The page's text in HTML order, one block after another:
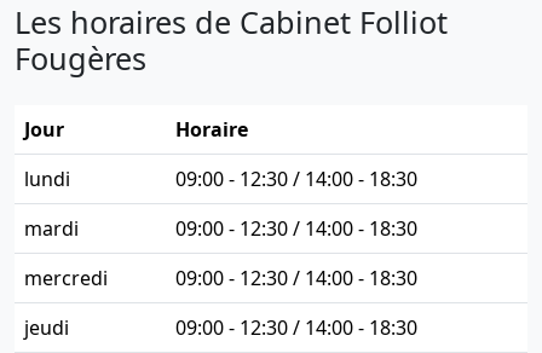
Les horaires de Cabinet Folliot
Fougères
Jour
Horaire
lundi
09:00 - 12:30 / 14:00 - 18:30
mardi
09:00 - 12:30 / 14:00 - 18:30
mercredi
09:00 - 12:30 / 14:00 - 18:30
jeudi
09:00 - 12:30 / 14:00 - 18:30